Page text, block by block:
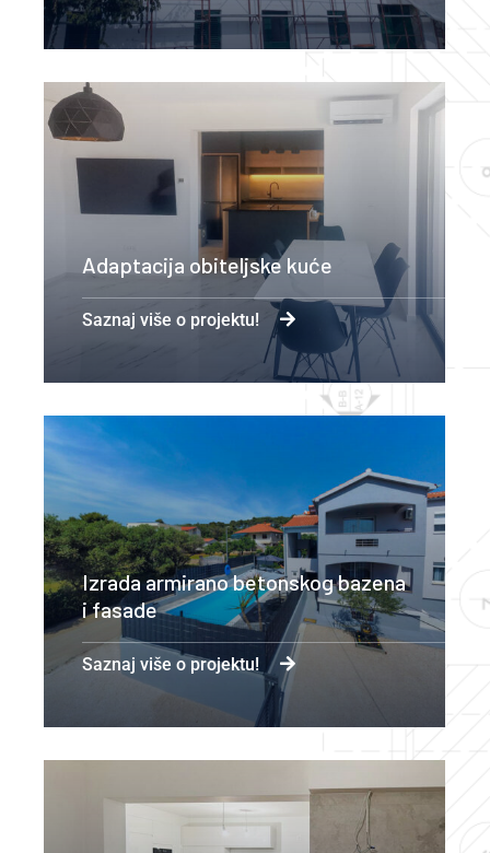
Adaptacija obiteljske kuće
Saznaj više o projektu!
Izrada armirano betonskog bazena
i fasade
Saznaj više o projektu!